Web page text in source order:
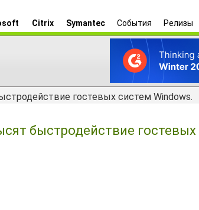
Citrix Symantec События Релизы
гостевых систем Windows.
быстродействие гостевых